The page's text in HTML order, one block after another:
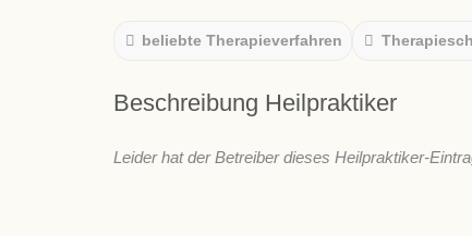
beliebte Therapieverfahren
Beschreibung Heilpraktiker
Leider hat der Betreiber dieses Heilpraktiker-